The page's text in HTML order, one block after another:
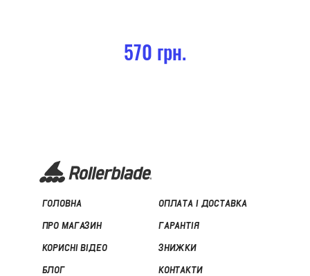
570 грн.
ГОЛОВНА
ПРО МАГАЗИН
КОРИСНІ ВІДЕО
БЛОГ
ОПЛАТА І ДОСТАВКА
ГАРАНТІЯ
ЗНИЖКИ
КОНТАКТИ